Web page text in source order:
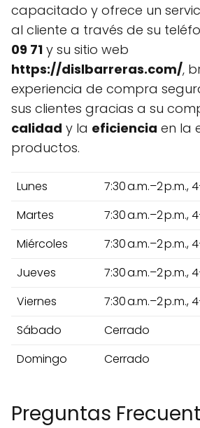
capacitado y ofrece un
al cliente a través de su
09 71 y su sitio web
https://dislbarreras.com/,
experiencia de compra
sus clientes gracias a su
calidad y la eficiencia en la
productos.
Lunes
7:30 a.m.–2 p.m.,
Martes
7:30 a.m.–2 p.m.,
Miércoles
7:30 a.m.–2 p.m.,
Jueves
7:30 a.m.–2 p.m.,
Viernes
7:30 a.m.–2 p.m.,
Sábado
Cerrado
Domingo
Cerrado
Preguntas